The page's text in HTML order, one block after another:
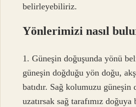
belirleyebiliriz.
Yönlerimizi nasıl
1. Güneşin doğuşunda yönü
güneşin doğduğu yön doğu,
batıdır. Sağ kolumuzu güneşin
uzatırsak sağ tarafımız